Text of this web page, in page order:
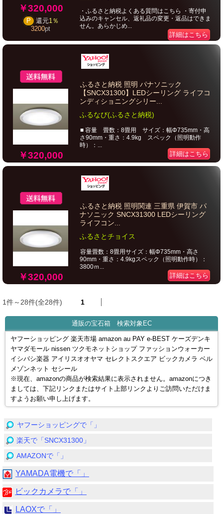
￥320,000
P 還元1％
3200pt
・ふるさと納税よくある質問はこちら ・寄付申
込みのキャンセル、返礼品の変更・返品はできま
せん。あらかじめ...
詳細はこちら
￥320,000
ふるさと納税 照明 パナソニック
【SNCX31300】LEDシーリング ライフコ
ンディショニングシリー...
ふるなび(ふるさと納税)
■ 容量 畳数：8畳用 サイズ：幅Φ735mm・高
さ90mm・重さ：4.9kg スペック（照明動作
時）：...
詳細はこちら
￥320,000
ふるさと納税 照明関連 三重県 伊賀市 パ
ナソニック SNCX31300 LEDシーリング
ライフコン...
ふるさとチョイス
容量畳数：8畳用サイズ：幅Φ735mm・高さ
90mm・重さ：4.9kgスペック（照明動作時）：
3800ｍ...
詳細はこちら
1件～28件(全28件) 1
通販の宝石箱 検索対象EC
ヤフーショッピング 楽天市場 amazon au PAY e-BEST ケーズデンキ
ヤマダモール nissen ツクモネットショップ ファッションウォーカー
イシバシ楽器 アイリスオオヤマ セレクトスクエア ビックカメラ ベル
メゾンネット セシール
※現在、amazonの商品が検索結果に表示されません。amazonにつき
ましては、下記リンクまたはサイト上部リンクよりご訪問いただけま
すようお願い申し上げます。
ヤフーショッピングで「」
楽天で「SNCX31300」
AMAZONで「」
YAMADA電機で「」
ビックカメラで「」
LAOXで「」